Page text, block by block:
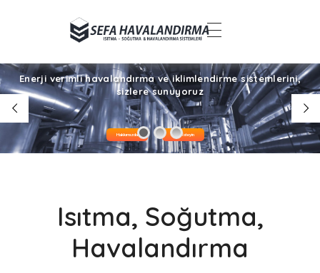
Enerji verimli havalandırma ve iklimlendirme sistemlerini,
sizlere sunuyoruz
Hakkımızda Teklif İsteyin
Isıtma, Soğutma,
Havalandırma